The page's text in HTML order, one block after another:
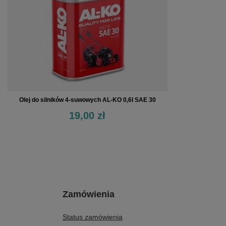
Olej do silników 4-suwowych AL-KO 0,6l SAE 30
19,00 zł
Zamówienia
Status zamówienia